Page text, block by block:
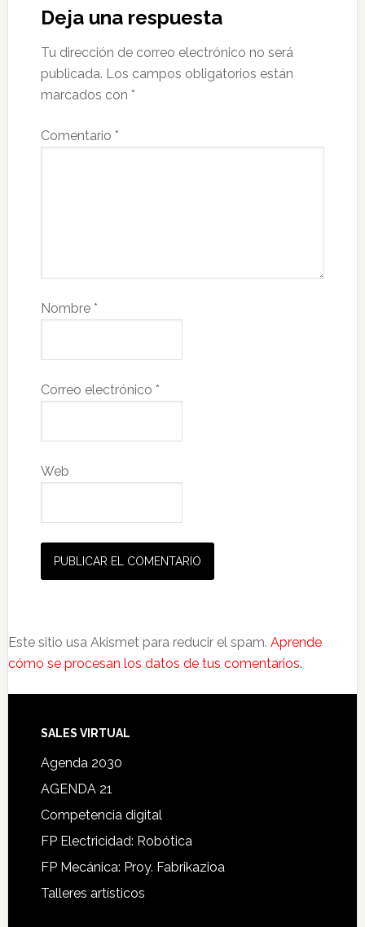
Deja una respuesta
Tu dirección de correo electrónico no será
publicada. Los campos obligatorios están
marcados con *
Comentario *
Nombre *
Correo electrónico *
Web
Este sitio usa Akismet para reducir el spam. Aprende
cómo se procesan los datos de tus comentarios.
SALES VIRTUAL
Agenda 2030
AGENDA 21
Competencia digital
FP Electricidad: Robótica
FP Mecánica: Proy. Fabrikazioa
Talleres artísticos